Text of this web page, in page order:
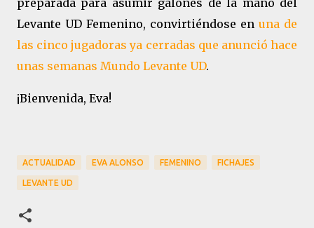
preparada para asumir galones de la mano del
Levante UD Femenino, convirtiéndose en una de
las cinco jugadoras ya cerradas que anunció hace
unas semanas Mundo Levante UD.
¡Bienvenida, Eva!
ACTUALIDAD EVA ALONSO FEMENINO FICHAJES
LEVANTE UD